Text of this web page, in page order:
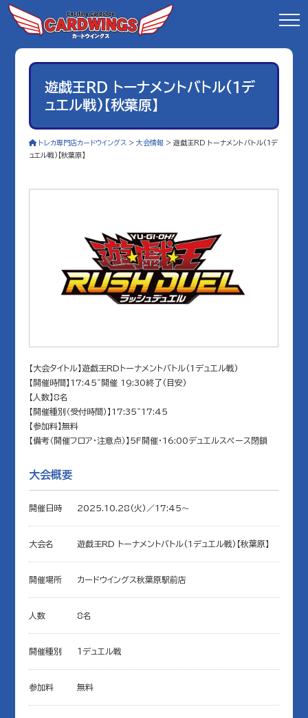
遊戯王RD トーナメントバトル(1デ
ュエル戦)【秋葉原】
トレカ専門店カードウイングス >大会情報 >遊戯王RD トーナメントバトル(1デ
ュエル戦)【秋葉原】
【大会タイトル】遊戯王RDトーナメントバトル(1デュエル戦)
【開催時間】17:45~開催 19:30終了(目安)
【人数】8名
【開催種別（受付時間）】17:35~17:45
【参加料】無料
【備考（開催フロア・注意点）】5F開催・16:00デュエルスペース閉鎖
大会概要
開催日時 2025.10.28(火)／17:45〜
大会名 遊戯王RD トーナメントバトル(1デュエル戦)【秋葉原】
開催場所 カードウイングス秋葉原駅前店
人数 8名
開催種別 １デュエル戦
参加料 無料